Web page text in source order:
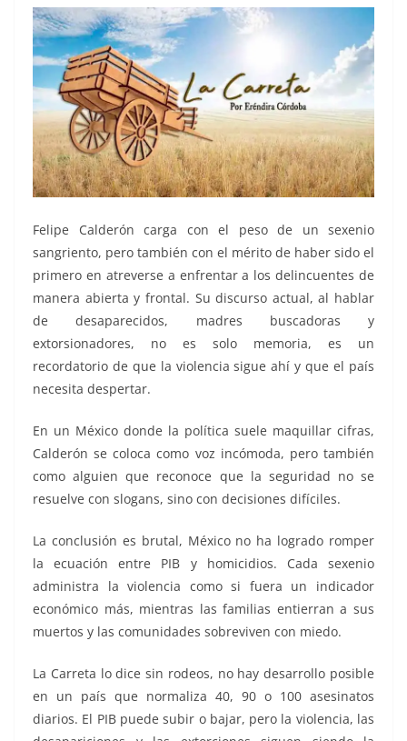
Felipe Calderón carga con el peso de un sexenio
sangriento, pero también con el mérito de haber sido el
primero en atreverse a enfrentar a los delincuentes de
manera abierta y frontal. Su discurso actual, al hablar
de desaparecidos, madres buscadoras y
extorsionadores, no es solo memoria, es un
recordatorio de que la violencia sigue ahí y que el país
necesita despertar.
En un México donde la política suele maquillar cifras,
Calderón se coloca como voz incómoda, pero también
como alguien que reconoce que la seguridad no se
resuelve con slogans, sino con decisiones difíciles.
La conclusión es brutal, México no ha logrado romper
la ecuación entre PIB y homicidios. Cada sexenio
administra la violencia como si fuera un indicador
económico más, mientras las familias entierran a sus
muertos y las comunidades sobreviven con miedo.
La Carreta lo dice sin rodeos, no hay desarrollo posible
en un país que normaliza 40, 90 o 100 asesinatos
diarios. El PIB puede subir o bajar, pero la violencia, las